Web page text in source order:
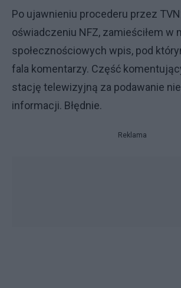
Po ujawnieniu procederu przez
oświadczeniu NFZ, zamieściłem w
społecznościowych wpis, pod
fala komentarzy. Część
stację telewizyjną za podawanie
informacji. Błędnie.
Reklama